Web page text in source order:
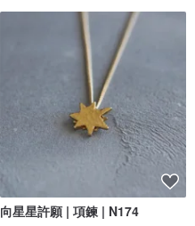
向星星許願 | 項鍊 | N174